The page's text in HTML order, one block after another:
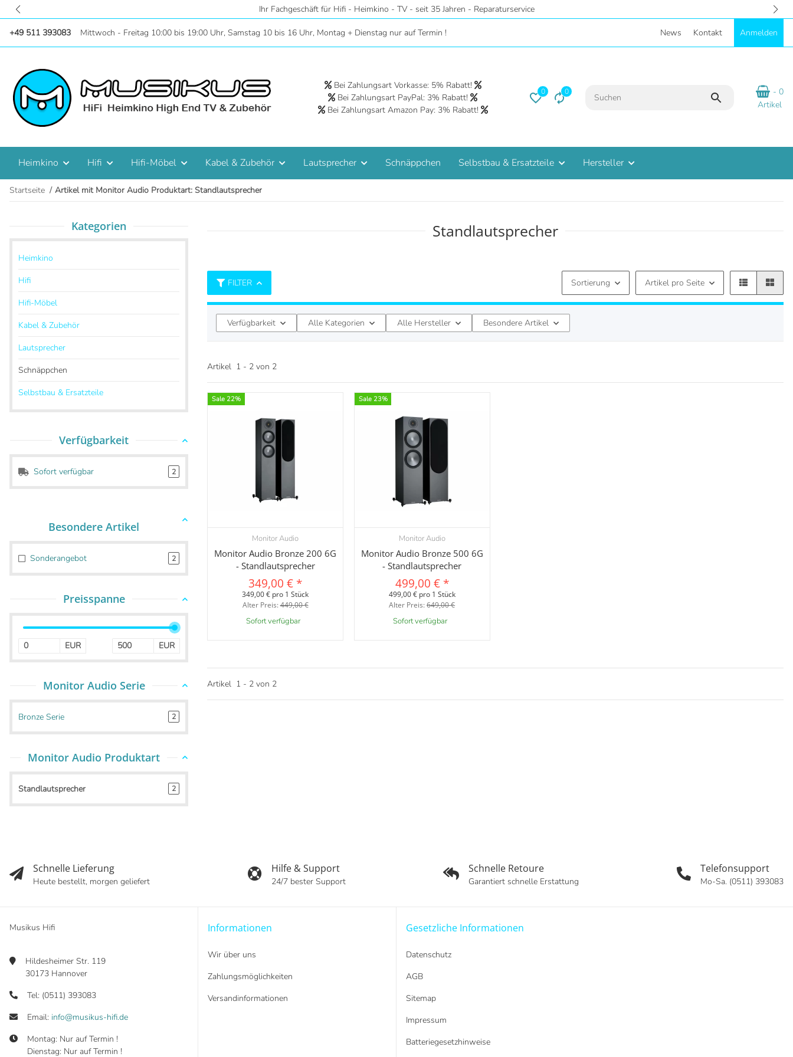
Ihr Fachgeschäft für Hifi - Heimkino - TV - seit 35 Jahren - Reparaturservice
+49 511 393083 Mittwoch - Freitag 10:00 bis 19:00 Uhr, Samstag 10 bis 16 Uhr, Montag + Dienstag nur auf Termin ! News Kontakt Anmelden
Bei Zahlungsart Vorkasse: 5% Rabatt!
Bei Zahlungsart PayPal: 3% Rabatt!
Bei Zahlungsart Amazon Pay: 3% Rabatt!
0 0
- 0
Artikel
Heimkino Hifi Hifi-Möbel Kabel & Zubehör Lautsprecher Schnäppchen Selbstbau & Ersatzteile Hersteller
Startseite Artikel mit Monitor Audio Produktart: Standlautsprecher
Standlautsprecher
FILTER Sortierung Artikel pro Seite
Verfügbarkeit Alle Kategorien Alle Hersteller Besondere Artikel
Artikel 1 - 2 von 2
Sale 22%
Vorschau
Monitor Audio
Monitor Audio Bronze 200 6G
- Standlautsprecher
349,00 € *
349,00 € pro 1 Stück
Alter Preis:449,00 €
Sofort verfügbar
Sale 23%
Vorschau
Monitor Audio
Monitor Audio Bronze 500 6G
- Standlautsprecher
499,00 € *
499,00 € pro 1 Stück
Alter Preis:649,00 €
Sofort verfügbar
Artikel 1 - 2 von 2
Kategorien
Heimkino
Hifi
Hifi-Möbel
Kabel & Zubehör
Lautsprecher
Schnäppchen
Selbstbau & Ersatzteile
Verfügbarkeit
Sofort verfügbar 2
Sonderangebot 2
Preisspanne
EUR EUR
Monitor Audio Serie
Bronze Serie 2
Monitor Audio Produktart
Standlautsprecher 2
Schnelle Lieferung
Heute bestellt, morgen geliefert
Hilfe & Support
24/7 bester Support
Schnelle Retoure
Garantiert schnelle Erstattung
Telefonsupport
Mo-Sa. (0511) 393083
Musikus Hifi
Hildesheimer Str. 119
30173 Hannover
Tel: (0511) 393083
Email: info@musikus-hifi.de
Montag: Nur auf Termin !
Dienstag: Nur auf Termin !
Informationen
Wir über uns
Zahlungsmöglichkeiten
Versandinformationen
Gesetzliche Informationen
Datenschutz
AGB
Sitemap
Impressum
Batteriegesetzhinweise